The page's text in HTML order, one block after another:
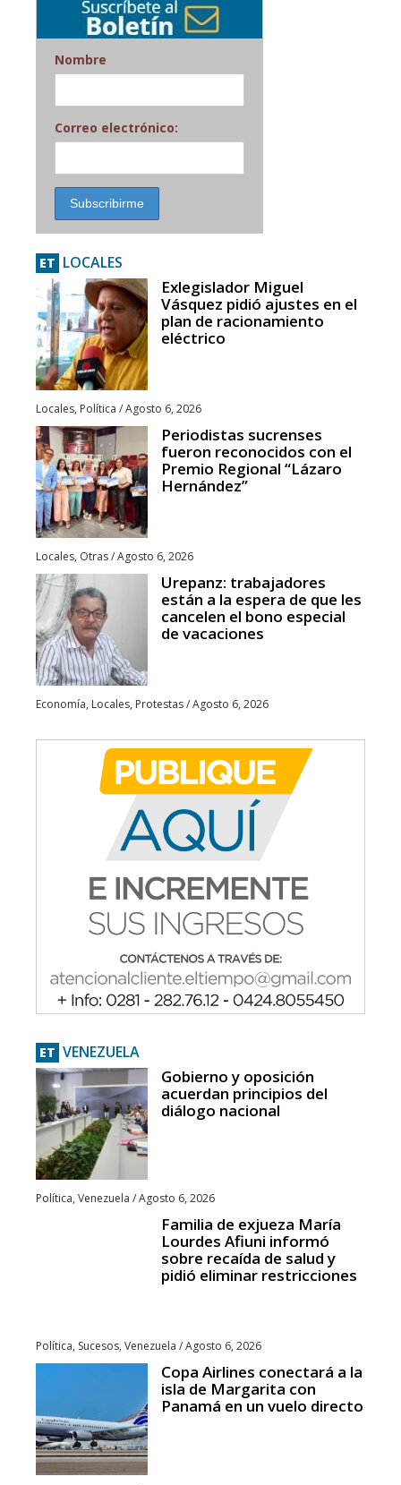
Nombre
Correo electrónico:
ET LOCALES
Exlegislador Miguel
Vásquez pidió ajustes en el
plan de racionamiento
eléctrico
Locales, Política /Agosto 6, 2026
Periodistas sucrenses
fueron reconocidos con el
Premio Regional “Lázaro
Hernández”
Locales, Otras/Agosto 6, 2026
Urepanz: trabajadores
están a la espera de que les
cancelen el bono especial
de vacaciones
Economía, Locales, Protestas/Agosto 6, 2026
ET VENEZUELA
Gobierno y oposición
acuerdan principios del
diálogo nacional
Política, Venezuela /Agosto 6, 2026
Familia de exjueza María
Lourdes Afiuni informó
sobre recaída de salud y
pidió eliminar restricciones
Política, Sucesos, Venezuela /Agosto 6, 2026
Copa Airlines conectará a la
isla de Margarita con
Panamá en un vuelo directo